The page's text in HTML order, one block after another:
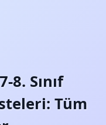
8. Sınıf
Tüm